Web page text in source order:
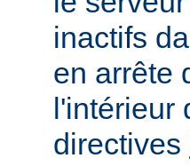
inactifs
en arrête
l'intérieur
directives